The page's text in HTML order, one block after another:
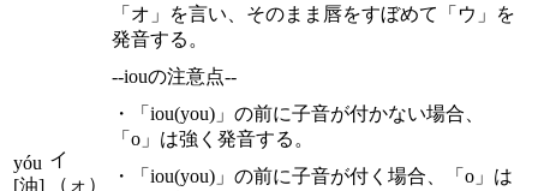
yóu
[油]
イ
（ォ）
「オ」を言い、そのまま唇をすぼめて「ウ」を
発音する。
--iouの注意点--
・「iou(you)」の前に子音が付かない場合、
「o」は強く発音する。
・「iou(you)」の前に子音が付く場合、「o」は